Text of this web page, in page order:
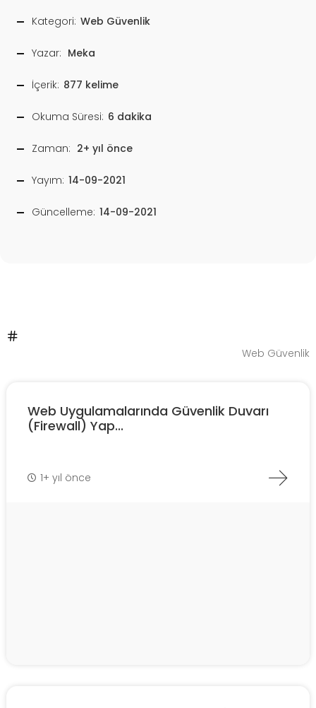
Kategori: Web Güvenlik
Yazar: Meka
İçerik: 877 kelime
Okuma Süresi: 6 dakika
Zaman: 2+ yıl önce
Yayım: 14-09-2021
Güncelleme: 14-09-2021
Web Güvenlik
Web Uygulamalarında Güvenlik Duvarı
(Firewall) Yap...
1+ yıl önce